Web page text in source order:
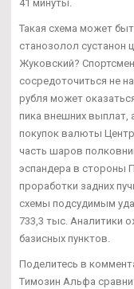
41 минуты.
Такая схема может
станозолол сустанон
Жуковский?
сосредоточиться не
рубля может
пика внешних выплат,
покупок валюты
часть шаров
эспандера в стороны
проработки задних
схемы подсудимым
733,3 тыс. Аналитики
базисных пунктов.
Поделитесь в
Tимозин Альфа